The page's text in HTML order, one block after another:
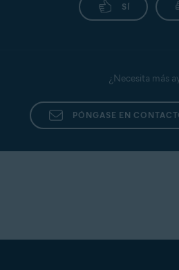
SÍ
¿Necesita más
PÓNGASE EN